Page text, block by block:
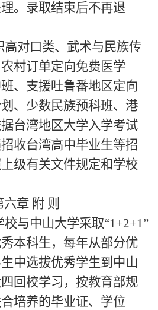
。录取结束后不再退
高对口类、武术与民族传
村订单定向免费医学
、支援吐鲁番地区定向
、少数民族预科班、港
台湾地区大学入学考试
收台湾高中毕业生等招
级有关文件规定和学校
六章 附 则
校与中山大学采取“1+2+1”
本科生，每年从部分优
中选拔优秀学生到中山
回校学习，按教育部规
培养的毕业证、学位